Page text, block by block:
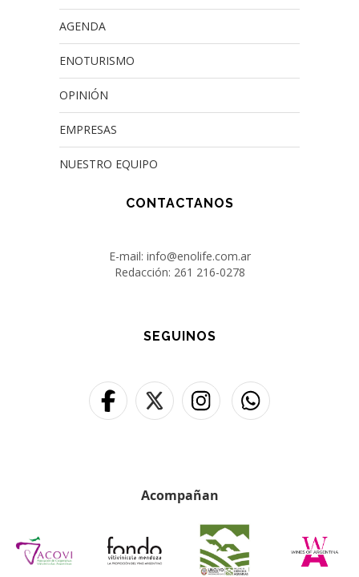
AGENDA
ENOTURISMO
OPINIÓN
EMPRESAS
NUESTRO EQUIPO
CONTACTANOS
E-mail: info@enolife.com.ar
Redacción: 261 216-0278
SEGUINOS
Acompañan